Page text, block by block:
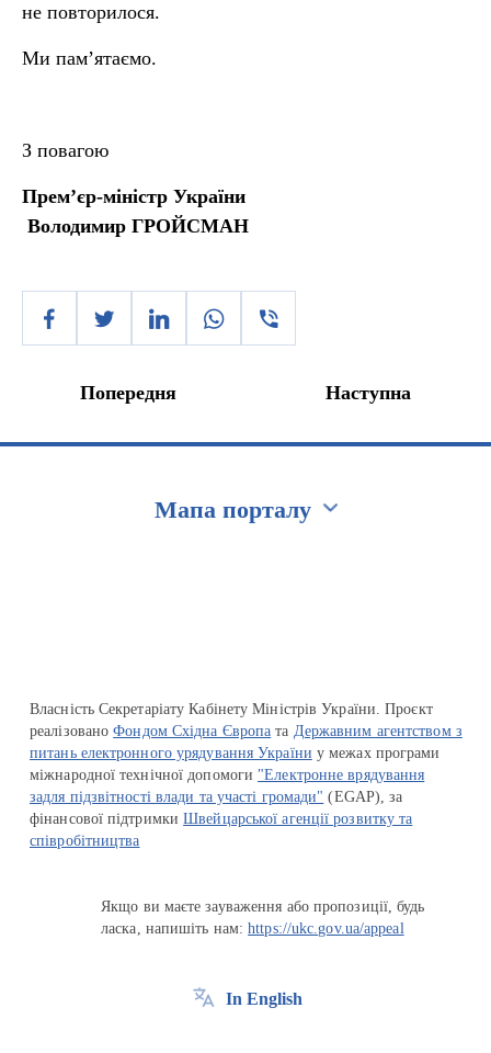
не повторилося.
Ми пам’ятаємо.
З повагою
Прем’єр-міністр України
Володимир ГРОЙСМАН
Попередня Наступна
Мапа порталу
Власність Секретаріату Кабінету Міністрів України. Проєкт
реалізованоФондом Східна Європа та Державним агентством з
питань електронного урядування України у межах програми
міжнародної технічної допомоги "Електронне врядування
задля підзвітності влади та участі громади" (EGAP), за
фінансової підтримкиШвейцарської агенції розвитку та
співробітництва
Якщо ви маєте зауваження або пропозиції, будь
ласка, напишіть нам:https://ukc.gov.ua/appeal
In English